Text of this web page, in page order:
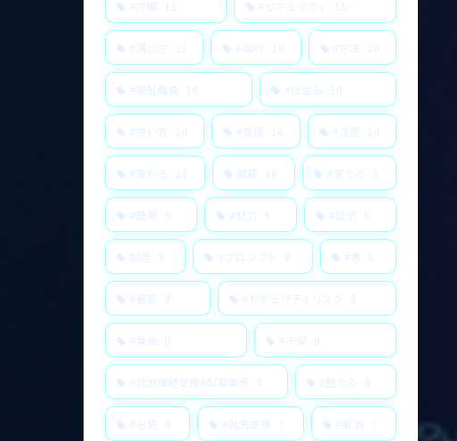
#沖縄 11 #セキュリティ 11
#選び方 11 #40代 10 #方法 10
#福祉職員 10 #仕組み 10
#使い方 10 #支援 10 #注意 10
#変わる 10 就職 10 #変える 9
#簡単 9 #魅力 9 #自信 9
制度 9 #プロンプト 8 #春 8
#最新 8 #セキュリティリスク 8
#脅威 8 #不安 8
#就労継続支援A型事業所 8 #整える 8
#必見 8 #就労支援 7 #解消 7